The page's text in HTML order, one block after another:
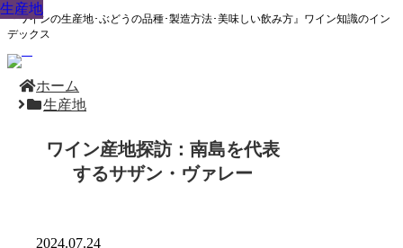
『ワインの生産地･ぶどうの品種･製造方法･美味しい飲み方』ワイン知識のイン
デックス
ホーム
生産地
ワイン産地探訪：南島を代表
するサザン・ヴァレー
生産地
2024.07.24
生産地
生産地
生産地
生産地
生産地
生産地
生産地
生産地